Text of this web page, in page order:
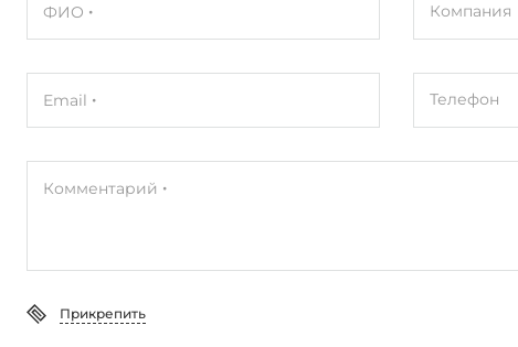
Вес в упаковке 0.05 кг
ФИО Компания
Email Телефон
Комментарий
Прикрепить